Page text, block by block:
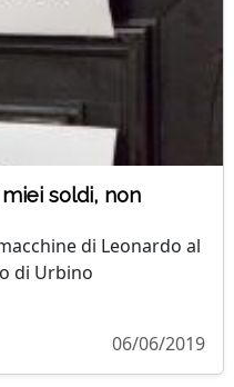
soldi, non
di Leonardo al
di Urbino
06/06/2019